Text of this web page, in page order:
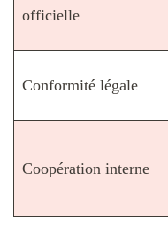
officielle
Conformité légale
Coopération interne